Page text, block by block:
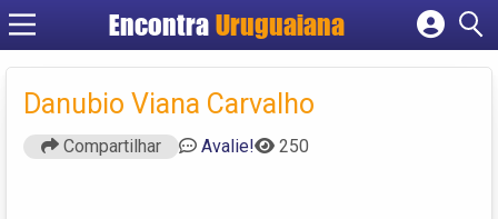
Encontra Uruguaiana
Cadastrar empresa
Criar conta
Danubio Viana Carvalho
Compartilhar Avalie! 250